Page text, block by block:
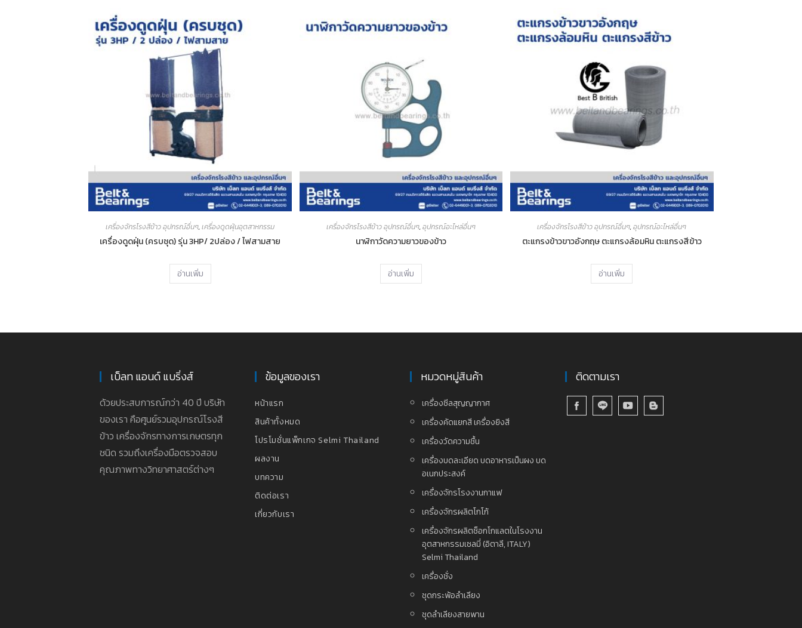
เครื่องจักรโรงสีข้าว อุปกรณ์อื่นๆ,เครื่องดูดฝุ่นอุตสาหกรรม
เครื่องดูดฝุ่น (ครบชุด) รุ่น 3HP/ 2ปล่อง / ไฟสามสาย
อ่านเพิ่ม
เครื่องจักรโรงสีข้าว อุปกรณ์อื่นๆ,อุปกรณ์อะไหล่อื่นๆ
นาฬิกาวัดความยาวของข้าว
อ่านเพิ่ม
เครื่องจักรโรงสีข้าว อุปกรณ์อื่นๆ,อุปกรณ์อะไหล่อื่นๆ
ตะแกรงข้าวขาวอังกฤษ ตะแกรงล้อมหิน ตะแกรงสีข้าว
อ่านเพิ่ม
เบ็ลท แอนด์ แบริ่งส์
ด้วยประสบการณ์กว่า 40 ปี บริษัท
ของเรา คือศูนย์รวมอุปกรณ์โรงสี
ข้าว เครื่องจักรทางการเกษตรทุก
ชนิด รวมถึงเครื่องมือตรวจสอบ
คุณภาพทางวิทยาศาสตร์ต่างๆ
ข้อมูลของเรา
หน้าแรก
สินค้าทั้งหมด
โปรโมชั่นแพ็กเกจ Selmi Thailand
ผลงาน
บทความ
ติดต่อเรา
เกี่ยวกับเรา
หมวดหมู่สินค้า
เครื่องซีลสุญญากาศ
เครื่องคัดแยกสี เครื่องยิงสี
เครื่องวัดความชื้น
เครื่องบดละเอียด บดอาหารเป็นผง บด
อเนกประสงค์
เครื่องจักรโรงงานกาแฟ
เครื่องจักรผลิตโกโก้
เครื่องจักรผลิตช็อกโกแลตในโรงงาน
อุตสาหกรรมเซลมี่ (อิตาลี, ITALY)
Selmi Thailand
เครื่องชั่ง
ชุดกระพ้อลำเลียง
ชุดลำเลียงสายพาน
ติดตามเรา